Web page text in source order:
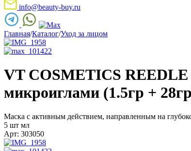
info@beauty-buy.ru
Главная/Каталог/Уход за лицом
VT COSMETICS REEDLE
микроиглами (1.5гр +
Маска с активным действием, направленным на
5 шт мл
Арт: 303050